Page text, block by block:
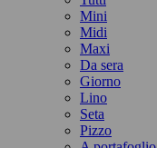
Mini
Midi
Maxi
Da sera
Giorno
Lino
Seta
Pizzo